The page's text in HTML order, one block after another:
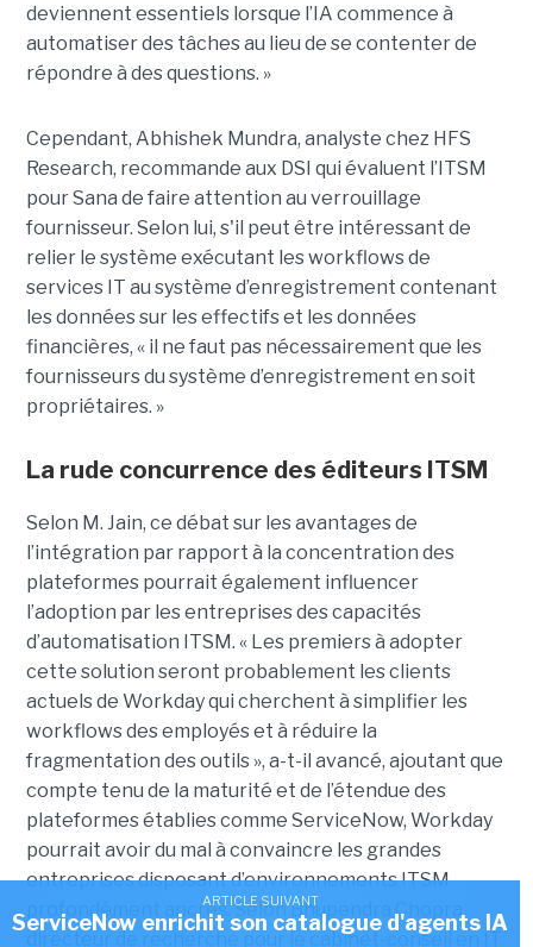
deviennent essentiels lorsque l’IA commence à
automatiser des tâches au lieu de se contenter de
répondre à des questions. »
Cependant, Abhishek Mundra, analyste chez HFS
Research, recommande aux DSI qui évaluent l’ITSM
pour Sana de faire attention au verrouillage
fournisseur. Selon lui, s'il peut être intéressant de
relier le système exécutant les workflows de
services IT au système d’enregistrement contenant
les données sur les effectifs et les données
financières, « il ne faut pas nécessairement que les
fournisseurs du système d’enregistrement en soit
propriétaires. »
La rude concurrence des éditeurs ITSM
Selon M. Jain, ce débat sur les avantages de
l’intégration par rapport à la concentration des
plateformes pourrait également influencer
l’adoption par les entreprises des capacités
d’automatisation ITSM. « Les premiers à adopter
cette solution seront probablement les clients
actuels de Workday qui cherchent à simplifier les
workflows des employés et à réduire la
fragmentation des outils », a-t-il avancé, ajoutant que
compte tenu de la maturité et de l’étendue des
plateformes établies comme ServiceNow, Workday
pourrait avoir du mal à convaincre les grandes
entreprises disposant d’environnements ITSM
profondément ancrés. Selon Bhupendra Chopra,
directeur de recherche pour le cabinet-conseil en IT
ARTICLE SUIVANT
ServiceNow enrichit son catalogue d'agents IA